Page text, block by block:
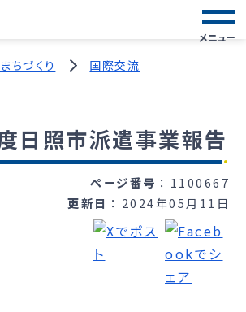
メニュー
ちづくり
国際交流
日照市派遣事業報告
ページ番号
1100667
更新日
2024年05月11日